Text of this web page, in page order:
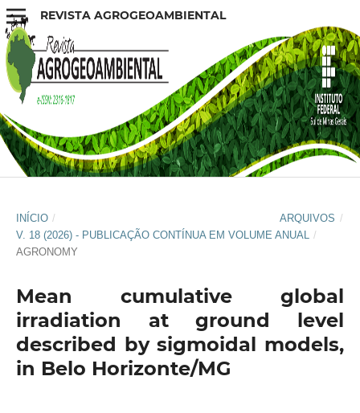
REVISTA AGROGEOAMBIENTAL
INÍCIO / ARQUIVOS /
V. 18 (2026) - PUBLICAÇÃO CONTÍNUA EM VOLUME ANUAL
/
AGRONOMY
Mean cumulative global
irradiation at ground level
described by sigmoidal models,
in Belo Horizonte/MG